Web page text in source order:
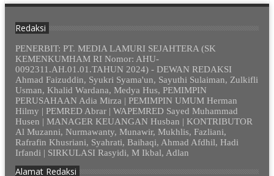
Redaksi
PENERBIT: PT. MEDIA LAMURI SEJAHTERA (SK
KEMENKUMHAM RI Nomor: AHU-
0092311.AH.01.01.TAHUN 2024) - DEWAN REDAKSI
Ahmad Faizuddin, Syukri Syama'un, Sayuthi Sulaiman, Zulkifli
Usman, Khalid Wardana, Medya Hus, PEMIMPIN
PERUSAHAAN Adia Mirza | PEMIMPIN UMUM Herman
Hilmy | PEMRED Abrar | WAPEMRED Sayed Muhammad
Husen | MANAGER KEUANGAN Husban | KONTRIBUTOR
Al Muzanni, Nurmawanty, Munawir, Mukhlis, Fazliani,
Rafrafin Khusriani, Syahrati, Baihaqi, Ahmad Afdhil, Hadi
Irfandi | SIRKULASI Rasyidi, M Ikbal, Adlan
Alamat Redaksi